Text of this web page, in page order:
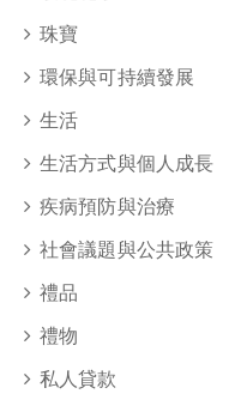
珠寶
環保與可持續發展
生活
生活方式與個人成長
疾病預防與治療
社會議題與公共政策
禮品
禮物
私人貸款